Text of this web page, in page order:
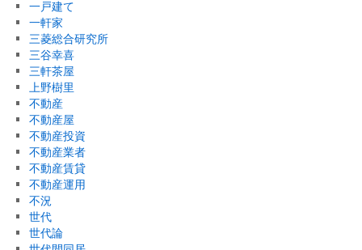
一戸建て
一軒家
三菱総合研究所
三谷幸喜
三軒茶屋
上野樹里
不動産
不動産屋
不動産投資
不動産業者
不動産賃貸
不動産運用
不況
世代
世代論